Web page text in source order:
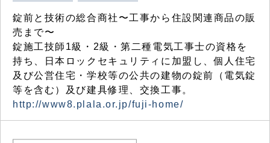
錠前と技術の総合商社〜工事から住設関連商品の販
売まで〜
錠施工技師1級・2級・第二種電気工事士の資格を
持ち、日本ロックセキュリティに加盟し、個人住宅
及び公営住宅・学校等の公共の建物の錠前（電気錠
等を含む）及び建具修理、交換工事。
http://www8.plala.or.jp/fuji-home/